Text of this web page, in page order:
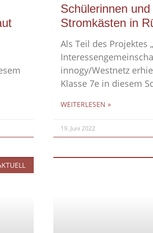
Schülerinnen
Stromkästen in
Als Teil des Projektes
innogy/Westnetz
Klasse 7e in diesem
WEITERLESEN »
19. Juni 2022